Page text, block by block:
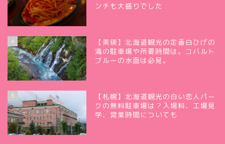
ンチも大盛りでした
4
【美瑛】北海道観光の定番白ひげの
滝の駐車場や所要時間は。コバルト
ブルーの水面は必見。
5
【札幌】北海道観光の白い恋人パー
クの無料駐車場は？入場料、工場見
学、営業時間についても